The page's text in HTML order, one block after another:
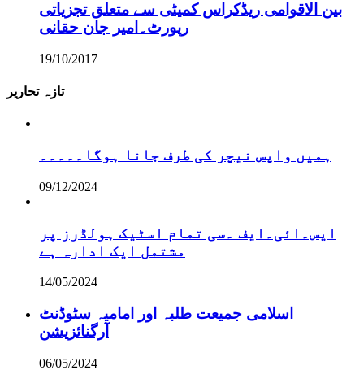
بین الاقوامی ریڈکراس کمیٹی سے متعلق تجزیاتی
رپورٹ۔امیر جان حقانی
19/10/2017
تازہ تحاریر
ہمیں واپس نیچر کی طرف جانا ہوگا۔۔۔۔۔
09/12/2024
ایس۔ائی۔ایف ۔سی تمام اسٹیک ہولڈرز پر
مشتمل ایک ادارہ ہے
14/05/2024
اسلامی جمیعت طلبہ اور امامیہ سٹوڈنٹ
آرگنائزیشن
06/05/2024